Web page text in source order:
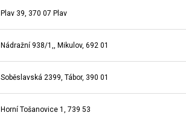
Plav 39, 370 07 Plav
Nádražní 938/1,, Mikulov, 692 01
Soběslavská 2399, Tábor, 390 01
Horní Tošanovice 1, 739 53